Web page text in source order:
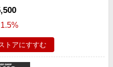
1.5%
トアにすすむ